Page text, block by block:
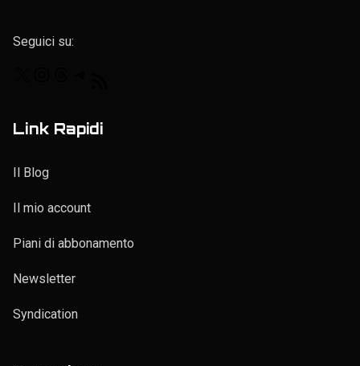
Seguici su:
Link Rapidi
Il Blog
Il mio account
Piani di abbonamento
Newsletter
Syndication